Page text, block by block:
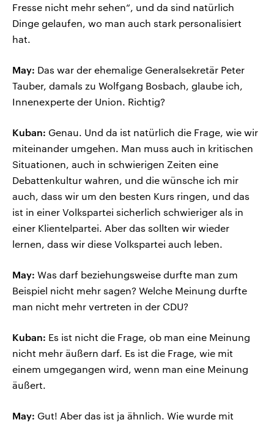
Fresse nicht mehr sehen“, und da sind natürlich
Dinge gelaufen, wo man auch stark personalisiert
hat.
May: Das war der ehemalige Generalsekretär Peter
Tauber, damals zu Wolfgang Bosbach, glaube ich,
Innenexperte der Union. Richtig?
Kuban: Genau. Und da ist natürlich die Frage, wie wir
miteinander umgehen. Man muss auch in kritischen
Situationen, auch in schwierigen Zeiten eine
Debattenkultur wahren, und die wünsche ich mir
auch, dass wir um den besten Kurs ringen, und das
ist in einer Volkspartei sicherlich schwieriger als in
einer Klientelpartei. Aber das sollten wir wieder
lernen, dass wir diese Volkspartei auch leben.
May: Was darf beziehungsweise durfte man zum
Beispiel nicht mehr sagen? Welche Meinung durfte
man nicht mehr vertreten in der CDU?
Kuban: Es ist nicht die Frage, ob man eine Meinung
nicht mehr äußern darf. Es ist die Frage, wie mit
einem umgegangen wird, wenn man eine Meinung
äußert.
May: Gut! Aber das ist ja ähnlich. Wie wurde mit